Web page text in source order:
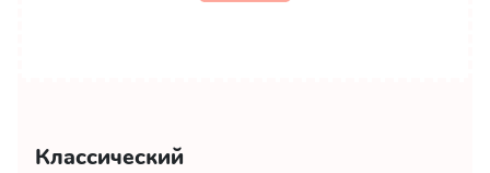
Классический